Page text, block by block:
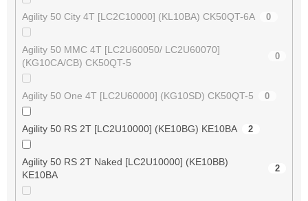
Agility 50 City 4T [LC2C10000] (KL10BA) CK50QT-6A 0
Agility 50 MMC 4T [LC2U60050/ LC2U60070]
(KG10CA/CB) CK50QT-5
0
Agility 50 One 4T [LC2U60000] (KG10SD) CK50QT-5 0
Agility 50 RS 2T [LC2U10000] (KE10BG) KE10BA 2
Agility 50 RS 2T Naked [LC2U10000] (KE10BB)
KE10BA
2